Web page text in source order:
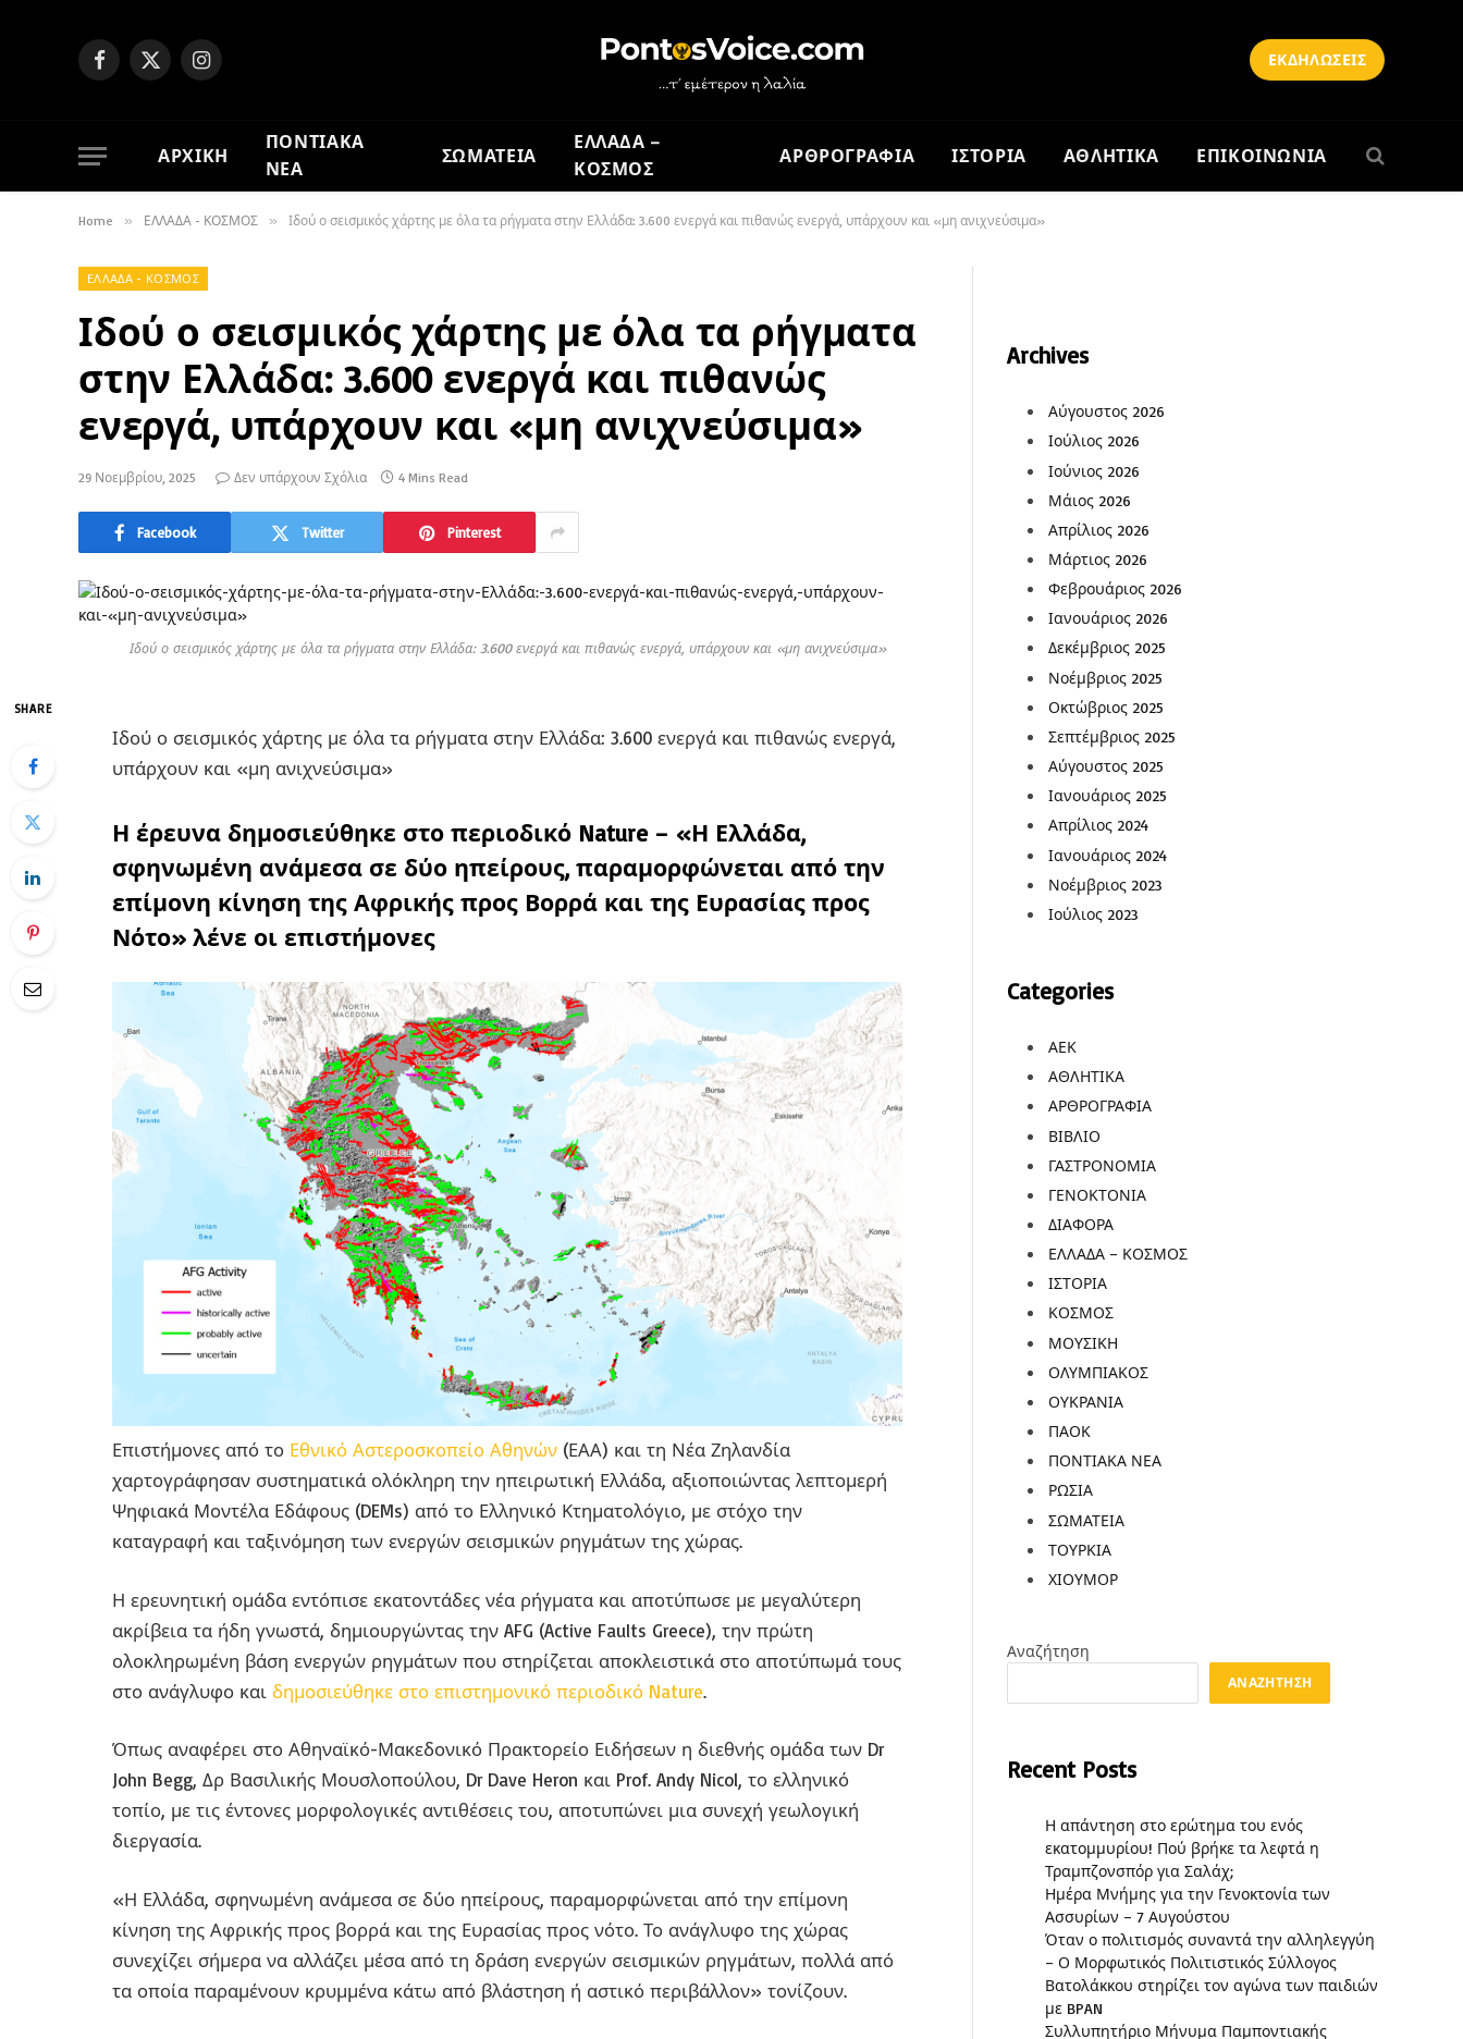
Facebook
X
Instagram
ΕΚΔΗΛΩΣΕΙΣ
ΑΡΧΙΚΗ
ΠΟΝΤΙΑΚΑ
ΝΕΑ
ΣΩΜΑΤΕΙΑ
ΕΛΛΑΔΑ –
ΚΟΣΜΟΣ
ΑΡΘΡΟΓΡΑΦΙΑ ΙΣΤΟΡΙΑ ΑΘΛΗΤΙΚΑ ΕΠΙΚΟΙΝΩΝΙΑ
Home » ΕΛΛΑΔΑ - ΚΟΣΜΟΣ » Ιδού ο σεισμικός χάρτης με όλα τα ρήγματα στην Ελλάδα: 3.600 ενεργά και πιθανώς ενεργά, υπάρχουν και «μη ανιχνεύσιμα»
ΕΛΛΑΔΑ - ΚΟΣΜΟΣ
Ιδού ο σεισμικός χάρτης με όλα τα ρήγματα
στην Ελλάδα: 3.600 ενεργά και πιθανώς
ενεργά, υπάρχουν και «μη ανιχνεύσιμα»
29 Νοεμβρίου, 2025 Δεν υπάρχουν Σχόλια 4 Mins Read
Facebook Twitter Pinterest
Ιδού ο σεισμικός χάρτης με όλα τα ρήγματα στην Ελλάδα: 3.600 ενεργά και πιθανώς ενεργά, υπάρχουν και «μη ανιχνεύσιμα»
SHARE
Ιδού ο σεισμικός χάρτης με όλα τα ρήγματα στην Ελλάδα: 3.600 ενεργά και πιθανώς ενεργά,
υπάρχουν και «μη ανιχνεύσιμα»
Η έρευνα δημοσιεύθηκε στο περιοδικό Nature – «Η Ελλάδα,
σφηνωμένη ανάμεσα σε δύο ηπείρους, παραμορφώνεται από την
επίμονη κίνηση της Αφρικής προς Βορρά και της Ευρασίας προς
Νότο» λένε οι επιστήμονες
Επιστήμονες από το Εθνικό Αστεροσκοπείο Αθηνών (ΕΑΑ) και τη Νέα Ζηλανδία
χαρτογράφησαν συστηματικά ολόκληρη την ηπειρωτική Ελλάδα, αξιοποιώντας λεπτομερή
Ψηφιακά Μοντέλα Εδάφους (DEMs) από το Ελληνικό Κτηματολόγιο, με στόχο την
καταγραφή και ταξινόμηση των ενεργών σεισμικών ρηγμάτων της χώρας.
Η ερευνητική ομάδα εντόπισε εκατοντάδες νέα ρήγματα και αποτύπωσε με μεγαλύτερη
ακρίβεια τα ήδη γνωστά, δημιουργώντας την AFG (Active Faults Greece), την πρώτη
ολοκληρωμένη βάση ενεργών ρηγμάτων που στηρίζεται αποκλειστικά στο αποτύπωμά τους
στο ανάγλυφο και δημοσιεύθηκε στο επιστημονικό περιοδικό Nature.
Όπως αναφέρει στο Αθηναϊκό-Μακεδονικό Πρακτορείο Ειδήσεων η διεθνής ομάδα των Dr
John Begg, Δρ Βασιλικής Μουσλοπούλου, Dr Dave Heron και Prof. Andy Nicol, το ελληνικό
τοπίο, με τις έντονες μορφολογικές αντιθέσεις του, αποτυπώνει μια συνεχή γεωλογική
διεργασία.
«Η Ελλάδα, σφηνωμένη ανάμεσα σε δύο ηπείρους, παραμορφώνεται από την επίμονη
κίνηση της Αφρικής προς βορρά και της Ευρασίας προς νότο. Το ανάγλυφο της χώρας
συνεχίζει σήμερα να αλλάζει μέσα από τη δράση ενεργών σεισμικών ρηγμάτων, πολλά από
τα οποία παραμένουν κρυμμένα κάτω από βλάστηση ή αστικό περιβάλλον» τονίζουν.
Archives
Αύγουστος 2026
Ιούλιος 2026
Ιούνιος 2026
Μάιος 2026
Απρίλιος 2026
Μάρτιος 2026
Φεβρουάριος 2026
Ιανουάριος 2026
Δεκέμβριος 2025
Νοέμβριος 2025
Οκτώβριος 2025
Σεπτέμβριος 2025
Αύγουστος 2025
Ιανουάριος 2025
Απρίλιος 2024
Ιανουάριος 2024
Νοέμβριος 2023
Ιούλιος 2023
Categories
ΑΕΚ
ΑΘΛΗΤΙΚΑ
ΑΡΘΡΟΓΡΑΦΙΑ
ΒΙΒΛΙΟ
ΓΑΣΤΡΟΝΟΜΙΑ
ΓΕΝΟΚΤΟΝΙΑ
ΔΙΑΦΟΡΑ
ΕΛΛΑΔΑ – ΚΟΣΜΟΣ
ΙΣΤΟΡΙΑ
ΚΟΣΜΟΣ
ΜΟΥΣΙΚΗ
ΟΛΥΜΠΙΑΚΟΣ
ΟΥΚΡΑΝΙΑ
ΠΑΟΚ
ΠΟΝΤΙΑΚΑ ΝΕΑ
ΡΩΣΙΑ
ΣΩΜΑΤΕΙΑ
ΤΟΥΡΚΙΑ
ΧΙΟΥΜΟΡ
Αναζήτηση
ΑΝΑΖΉΤΗΣΗ
Recent Posts
Η απάντηση στο ερώτημα του ενός
εκατομμυρίου! Πού βρήκε τα λεφτά η
Τραμπζονσπόρ για Σαλάχ;
Ημέρα Μνήμης για την Γενοκτονία των
Ασσυρίων – 7 Αυγούστου
Όταν ο πολιτισμός συναντά την αλληλεγγύη
– Ο Μορφωτικός Πολιτιστικός Σύλλογος
Βατολάκκου στηρίζει τον αγώνα των παιδιών
με BPAN
Συλλυπητήριο Μήνυμα Παμποντιακής